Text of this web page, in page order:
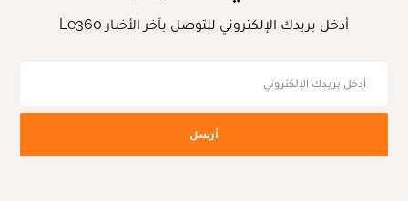
أدخل بريدك الإلكتروني للتوصل بآخر الأخبار Le360
أرسل